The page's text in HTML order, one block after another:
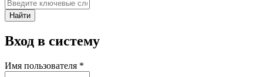
Вход в систему
Имя пользователя *